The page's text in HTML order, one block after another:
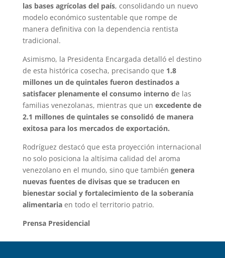
las bases agrícolas del país, consolidando un nuevo
modelo económico sustentable que rompe de
manera definitiva con la dependencia rentista
tradicional.
Asimismo, la Presidenta Encargada detalló el destino
de esta histórica cosecha, precisando que 1.8
millones un de quintales fueron destinados a
satisfacer plenamente el consumo interno de las
familias venezolanas, mientras que un excedente de
2.1 millones de quintales se consolidó de manera
exitosa para los mercados de exportación.
Rodríguez destacó que esta proyección internacional
no solo posiciona la altísima calidad del aroma
venezolano en el mundo, sino que también genera
nuevas fuentes de divisas que se traducen en
bienestar social y fortalecimiento de la soberanía
alimentariaen todo el territorio patrio.
Prensa Presidencial